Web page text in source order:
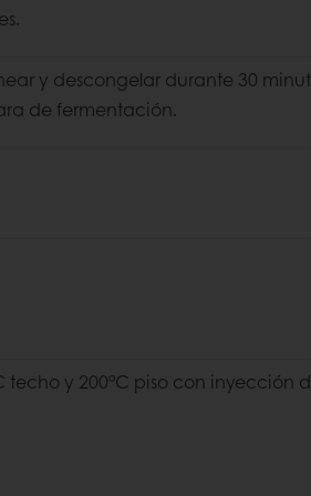
y descongelar durante 30
de fermentación.
techo y 200°C piso con inyección